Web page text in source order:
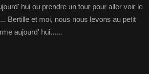
hui ou prendre un tour pour aller voir le
Bertille et moi, nous nous levons au petit
aujourd' hui......